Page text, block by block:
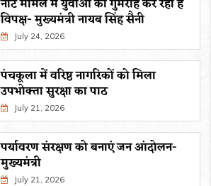
नीट मामले में युवाओं को गुमराह कर रहा है
विपक्ष- मुख्यमंत्री नायब सिंह सैनी
July 24, 2026
पंचकूला में वरिष्ठ नागरिकों को मिला
उपभोक्ता सुरक्षा का पाठ
July 21, 2026
पर्यावरण संरक्षण को बनाएं जन आंदोलन-
मुख्यमंत्री
July 21, 2026